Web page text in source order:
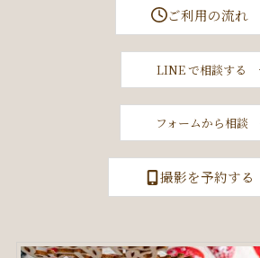
ご利用の流れ
LINE で相談する
フォームから相談
撮影を予約する